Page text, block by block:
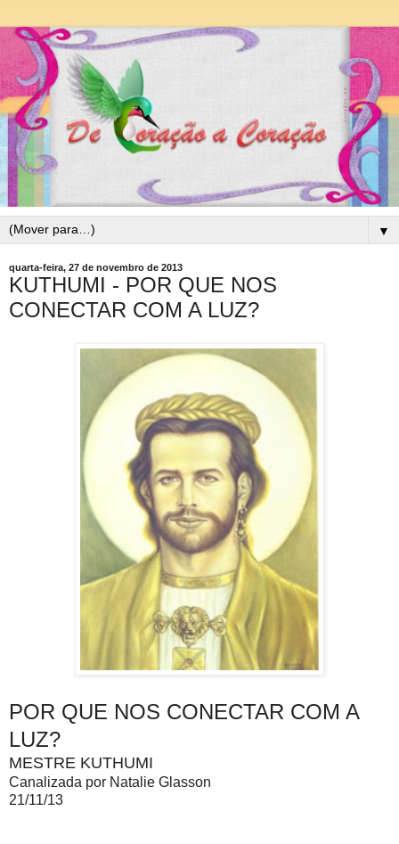
▼
quarta-feira, 27 de novembro de 2013
KUTHUMI - POR QUE NOS
CONECTAR COM A LUZ?
POR QUE NOS CONECTAR COM A
LUZ?
MESTRE KUTHUMI
Canalizada por Natalie Glasson
21/11/13